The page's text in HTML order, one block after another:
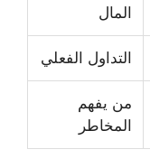
المال
التداول الفعلي
من يفهم
المخاطر